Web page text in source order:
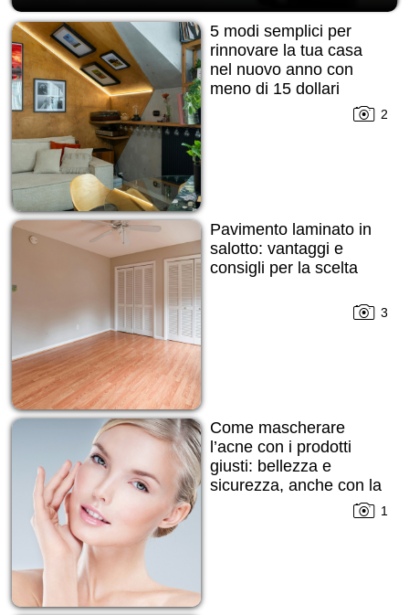
5 modi semplici per
rinnovare la tua casa
nel nuovo anno con
meno di 15 dollari
2
Pavimento laminato in
salotto: vantaggi e
consigli per la scelta
3
Come mascherare
l’acne con i prodotti
giusti: bellezza e
sicurezza, anche con la
1